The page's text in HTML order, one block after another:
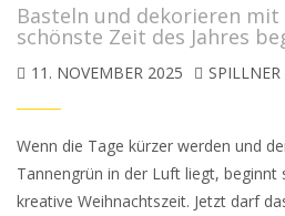
Basteln und dekorieren mit
schönste Zeit des Jahres
11. NOVEMBER 2025 SPILLNER
Wenn die Tage kürzer werden und
Tannengrün in der Luft liegt, beginnt
kreative Weihnachtszeit. Jetzt darf